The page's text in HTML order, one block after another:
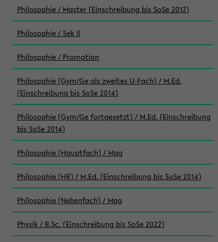
Philosophie / Master (Einschreibung bis SoSe 2012)
Philosophie / Sek II
Philosophie / Promotion
Philosophie (Gym/Ge als zweites U-Fach) / M.Ed.
(Einschreibung bis SoSe 2014)
Philosophie (Gym/Ge fortgesetzt) / M.Ed. (Einschreibung
bis SoSe 2014)
Philosophie (Hauptfach) / Mag
Philosophie (HR) / M.Ed. (Einschreibung bis SoSe 2014)
Philosophie (Nebenfach) / Mag
Physik / B.Sc. (Einschreibung bis SoSe 2022)